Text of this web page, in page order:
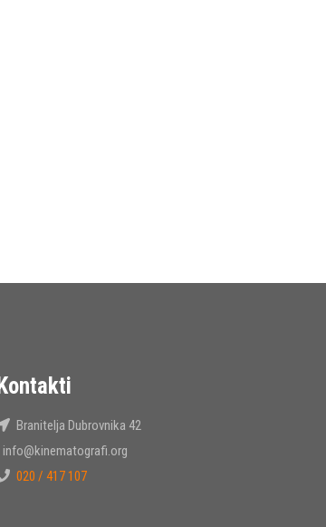
Kontakti
Branitelja Dubrovnika 42
info@kinematografi.org
020 / 417 107